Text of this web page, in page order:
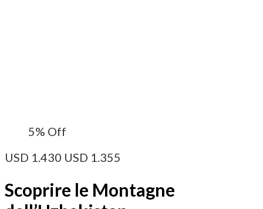
5% Off
USD 1.430 USD 1.355
Scoprire le Montagne